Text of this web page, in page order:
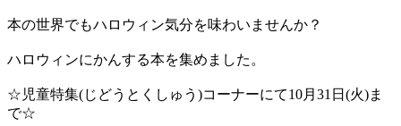
本の世界でもハロウィン気分を味わいませんか？
ハロウィンにかんする本を集めました。
☆児童特集(じどうとくしゅう)コーナーにて10月31日(火)ま
で☆